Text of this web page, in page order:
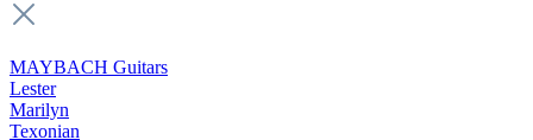
MAYBACH Guitars
Lester
Marilyn
Texonian